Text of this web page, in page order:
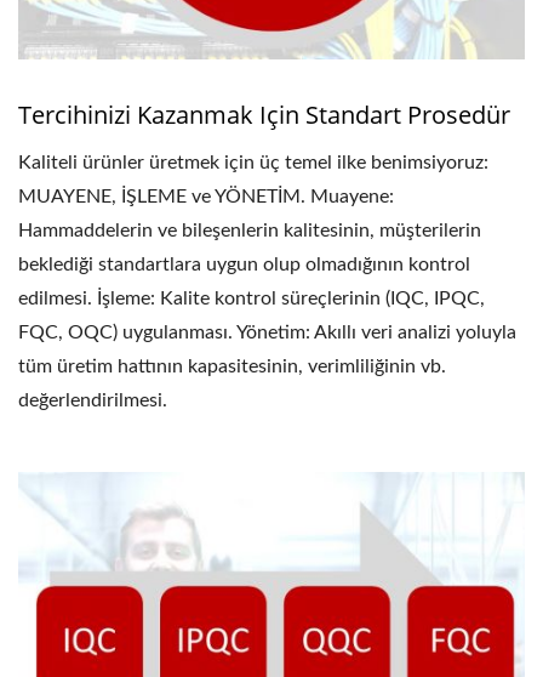
Tercihinizi Kazanmak Için Standart Prosedür
Kaliteli ürünler üretmek için üç temel ilke benimsiyoruz:
MUAYENE, İŞLEME ve YÖNETİM. Muayene:
Hammaddelerin ve bileşenlerin kalitesinin, müşterilerin
beklediği standartlara uygun olup olmadığının kontrol
edilmesi. İşleme: Kalite kontrol süreçlerinin (IQC, IPQC,
FQC, OQC) uygulanması. Yönetim: Akıllı veri analizi yoluyla
tüm üretim hattının kapasitesinin, verimliliğinin vb.
değerlendirilmesi.